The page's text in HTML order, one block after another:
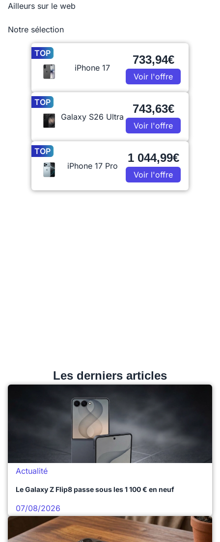
Ailleurs sur le web
Notre sélection
TOP
iPhone 17
733,94€
Voir l'offre
TOP
Galaxy S26 Ultra
743,63€
Voir l'offre
TOP
iPhone 17 Pro
1 044,99€
Voir l'offre
Les derniers articles
Actualité
Le Galaxy Z Flip8 passe sous les 1 100 € en neuf
07/08/2026